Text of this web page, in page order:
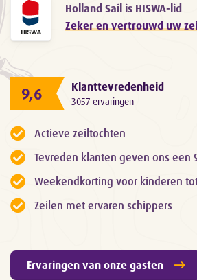
Holland Sail is HISWA-lid
Zeker en vertrouwd uw
9,6 Klanttevredenheid
3057 ervaringen
Actieve zeiltochten
Tevreden klanten geven ons een
Weekendkorting voor kinderen
Zeilen met ervaren schippers
Ervaringen van onze gasten